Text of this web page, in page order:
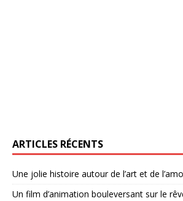
ARTICLES RÉCENTS
Une jolie histoire autour de l’art et de
Un film d’animation bouleversant sur le